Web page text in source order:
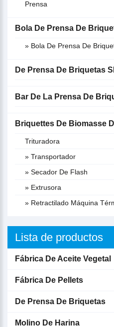
Prensa
Bola De Prensa De
» Bola De Prensa De
De Prensa De Briquetas
Bar De La Prensa De
Briquettes De Biomasse
Trituradora
» Transportador
» Secador De Flash
» Extrusora
» Retractilado Máquina
Lista de productos
Fábrica De Aceite Vegetal
Fábrica De Pellets
De Prensa De Briquetas
Molino De Harina